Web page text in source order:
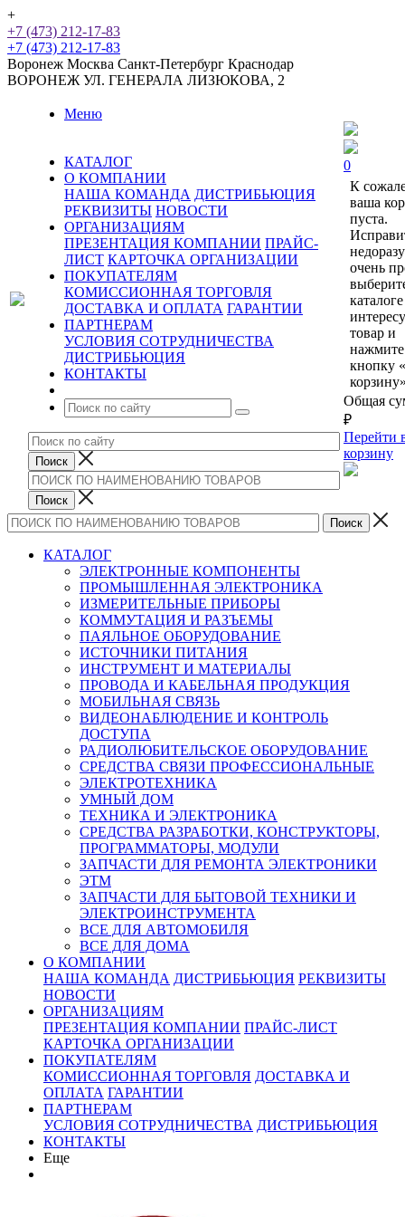
+
+7 (473) 212-17-83
+7 (473) 212-17-83
Воронеж Москва Санкт-Петербург Краснодар
ВОРОНЕЖ УЛ. ГЕНЕРАЛА ЛИЗЮКОВА, 2
Меню
КАТАЛОГ
О КОМПАНИИ
НАША КОМАНДА ДИСТРИБЬЮЦИЯ
РЕКВИЗИТЫ НОВОСТИ
ОРГАНИЗАЦИЯМ
ПРЕЗЕНТАЦИЯ КОМПАНИИ ПРАЙС-
ЛИСТ КАРТОЧКА ОРГАНИЗАЦИИ
ПОКУПАТЕЛЯМ
КОМИССИОННАЯ ТОРГОВЛЯ
ДОСТАВКА И ОПЛАТА ГАРАНТИИ
ПАРТНЕРАМ
УСЛОВИЯ СОТРУДНИЧЕСТВА
ДИСТРИБЬЮЦИЯ
КОНТАКТЫ
0
К
ваша
пуста.
очень
каталоге
товар и
нажмите
кнопку
Общая
₽
Перейти
корзину
КАТАЛОГ
ЭЛЕКТРОННЫЕ КОМПОНЕНТЫ
ПРОМЫШЛЕННАЯ ЭЛЕКТРОНИКА
ИЗМЕРИТЕЛЬНЫЕ ПРИБОРЫ
КОММУТАЦИЯ И РАЗЪЕМЫ
ПАЯЛЬНОЕ ОБОРУДОВАНИЕ
ИСТОЧНИКИ ПИТАНИЯ
ИНСТРУМЕНТ И МАТЕРИАЛЫ
ПРОВОДА И КАБЕЛЬНАЯ ПРОДУКЦИЯ
МОБИЛЬНАЯ СВЯЗЬ
ВИДЕОНАБЛЮДЕНИЕ И КОНТРОЛЬ
ДОСТУПА
РАДИОЛЮБИТЕЛЬСКОЕ ОБОРУДОВАНИЕ
СРЕДСТВА СВЯЗИ ПРОФЕССИОНАЛЬНЫЕ
ЭЛЕКТРОТЕХНИКА
УМНЫЙ ДОМ
ТЕХНИКА И ЭЛЕКТРОНИКА
СРЕДСТВА РАЗРАБОТКИ, КОНСТРУКТОРЫ,
ПРОГРАММАТОРЫ, МОДУЛИ
ЗАПЧАСТИ ДЛЯ РЕМОНТА ЭЛЕКТРОНИКИ
ЭТМ
ЗАПЧАСТИ ДЛЯ БЫТОВОЙ ТЕХНИКИ И
ЭЛЕКТРОИНСТРУМЕНТА
ВСЕ ДЛЯ АВТОМОБИЛЯ
ВСЕ ДЛЯ ДОМА
О КОМПАНИИ
НАША КОМАНДА ДИСТРИБЬЮЦИЯ РЕКВИЗИТЫ
НОВОСТИ
ОРГАНИЗАЦИЯМ
ПРЕЗЕНТАЦИЯ КОМПАНИИ ПРАЙС-ЛИСТ
КАРТОЧКА ОРГАНИЗАЦИИ
ПОКУПАТЕЛЯМ
КОМИССИОННАЯ ТОРГОВЛЯ ДОСТАВКА И
ОПЛАТА ГАРАНТИИ
ПАРТНЕРАМ
УСЛОВИЯ СОТРУДНИЧЕСТВА ДИСТРИБЬЮЦИЯ
КОНТАКТЫ
Еще